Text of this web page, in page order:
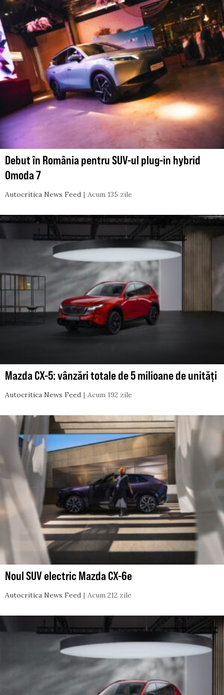
Debut în România pentru SUV-ul plug-in hybrid
Omoda 7
Autocritica News Feed Acum 135 zile
Mazda CX-5: vânzări totale de 5 milioane de unități
Autocritica News Feed Acum 192 zile
Noul SUV electric Mazda CX-6e
Autocritica News Feed Acum 212 zile